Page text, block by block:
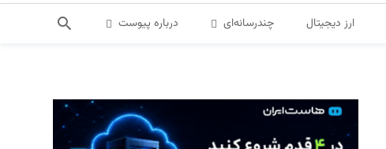
ارز دیجیتال چندرسانه‌ای درباره پیوست